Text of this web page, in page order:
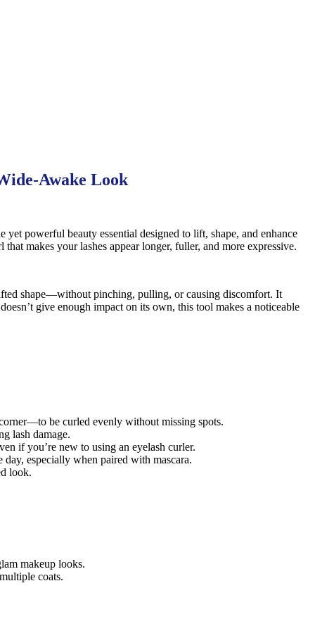
Awake Look
yet powerful beauty essential designed to lift, shape, and enhance
makes your lashes appear longer, fuller, and more expressive.
shape—without pinching, pulling, or causing discomfort. It
give enough impact on its own, this tool makes a noticeable
be curled evenly without missing spots.
lash damage.
if you’re new to using an eyelash curler.
day, especially when paired with mascara.
look.
makeup looks.
coats.